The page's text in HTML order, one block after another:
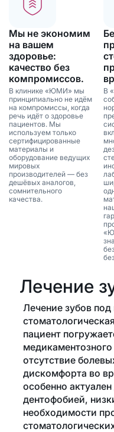
Мы не экономим
на вашем
здоровье:
качество без
компромиссов.
В клинике «ЮМИ» мы
принципиально не идём
на компромиссы, когда
речь идёт о здоровье
пациентов. Мы
используем только
сертифицированные
материалы и
оборудование ведущих
мировых
производителей — без
дешёвых аналогов,
сомнительного
качества.
В
Лечение
Лечение зубов
пациент
отсутствие
дискомфорта во
особенно
дентофобией,
необходимости